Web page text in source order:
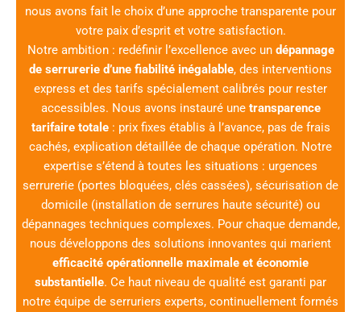
nous avons fait le choix d’une approche transparente pour
votre paix d’esprit et votre satisfaction.
Notre ambition : redéfinir l’excellence avec un dépannage
de serrurerie d’une fiabilité inégalable, des interventions
express et des tarifs spécialement calibrés pour rester
accessibles. Nous avons instauré une transparence
tarifaire totale: prix fixes établis à l’avance, pas de frais
cachés, explication détaillée de chaque opération. Notre
expertise s’étend à toutes les situations : urgences
serrurerie (portes bloquées, clés cassées), sécurisation de
domicile (installation de serrures haute sécurité) ou
dépannages techniques complexes. Pour chaque demande,
nous développons des solutions innovantes qui marient
efficacité opérationnelle maximale et économie
substantielle. Ce haut niveau de qualité est garanti par
notre équipe de serruriers experts, continuellement formés